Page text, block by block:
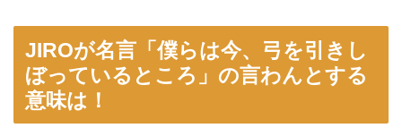
JIROが名言「僕らは今、弓を引きし
ぼっているところ」の言わんとする
意味は！